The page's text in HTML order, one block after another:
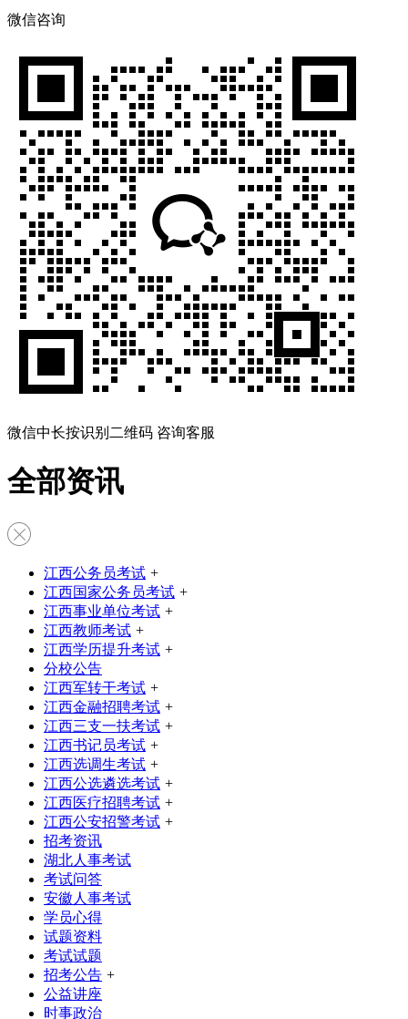
微信咨询
微信中长按识别二维码 咨询客服
全部资讯
江西公务员考试 +
江西国家公务员考试 +
江西事业单位考试 +
江西教师考试 +
江西学历提升考试 +
分校公告
江西军转干考试 +
江西金融招聘考试 +
江西三支一扶考试 +
江西书记员考试 +
江西选调生考试 +
江西公选遴选考试 +
江西医疗招聘考试 +
江西公安招警考试 +
招考资讯
湖北人事考试
考试问答
安徽人事考试
学员心得
试题资料
考试试题
招考公告 +
公益讲座
时事政治